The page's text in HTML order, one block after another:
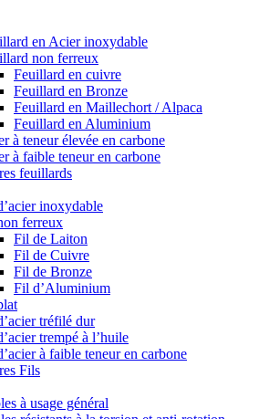
en Acier inoxydable
non ferreux
Feuillard en cuivre
Feuillard en Bronze
Feuillard en Maillechort / Alpaca
Feuillard en Aluminium
à teneur élevée en carbone
à faible teneur en carbone
feuillards
inoxydable
ferreux
Fil de Laiton
Fil de Cuivre
Fil de Bronze
Fil d’Aluminium
tréfilé dur
trempé à l’huile
à faible teneur en carbone
Fils
à usage général